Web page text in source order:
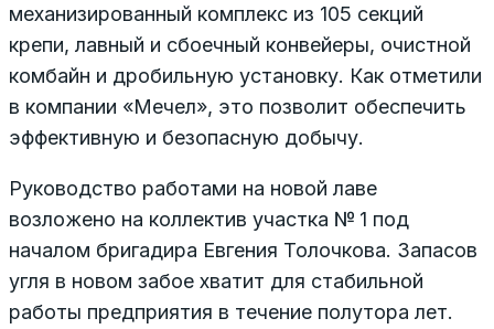
механизированный комплекс из 105 секций
крепи, лавный и сбоечный конвейеры, очистной
комбайн и дробильную установку. Как отметили
в компании «Мечел», это позволит обеспечить
эффективную и безопасную добычу.
Руководство работами на новой лаве
возложено на коллектив участка № 1 под
началом бригадира Евгения Толочкова. Запасов
угля в новом забое хватит для стабильной
работы предприятия в течение полутора лет.